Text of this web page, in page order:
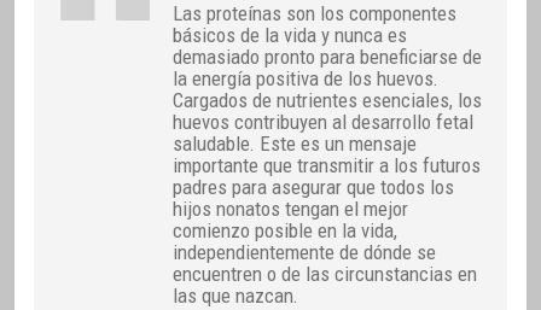
Las proteínas son los componentes
básicos de la vida y nunca es
demasiado pronto para beneficiarse de
la energía positiva de los huevos.
Cargados de nutrientes esenciales, los
huevos contribuyen al desarrollo fetal
saludable. Este es un mensaje
importante que transmitir a los futuros
padres para asegurar que todos los
hijos nonatos tengan el mejor
comienzo posible en la vida,
independientemente de dónde se
encuentren o de las circunstancias en
las que nazcan.